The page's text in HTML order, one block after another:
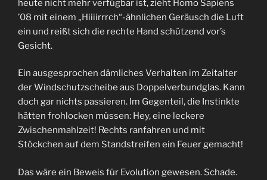
heute nicht mehr verfügbar ist, zieht Homo Sapiens
’08 mit einem „Hiiiirrrch“-ähnlichen Geräusch die Luft
ein und reißt sich die rechte Hand schützend vor’s
Gesicht.
Ein ausgesprochen dämliches Verhalten im Zeitalter
der Windschutzscheibe aus Doppelverbundglas. Kann
doch gar nichts passieren. Im Gegenteil, die Instinkte
hätten frohlocken müssen: Hey, eine leckere
Zwischenmahlzeit! Rechts ranfahren und mit
Stöckchen auf dem Standstreifen ein Feuer gemacht!
Das wäre ein Beweis für Evolution gewesen. Schade.